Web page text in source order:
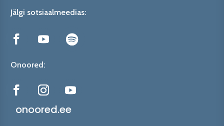
Jälgi sotsiaalmeedias:
Onoored:
onoored.ee